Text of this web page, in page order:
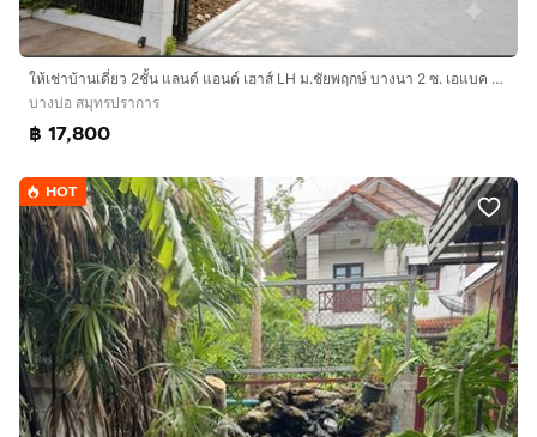
ให้เช่าบ้านเดี่ยว 2ชั้น แลนด์ แอนด์ เฮาส์ LH ม.ชัยพฤกษ์ บางนา 2 ซ. เอแบค ABAC บางนา- ตราด กม.26
บางบ่อ สมุทรปราการ
฿ 17,800
HOT